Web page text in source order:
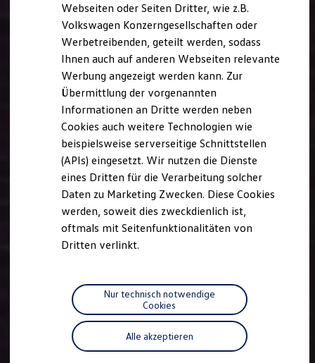
Volkswagen Kollektion
R-Kollektion
GTI Kollektion
Fußball Drop
we drive football
#wedriveproud
Besitzer und Service
myVolkswagen
Software Updates
Service und Ersatzteile
Inspektion und HU/AU
Reparaturen und Checks
Motorenöl und Flüssigkeiten
Räder und Reifen
Pannen- und Unfallhilfe
Economy Service
Volkswagen Teile
Zubehör
Modellspezifisches Zubehör
Individualisieren
Wallbox und Ladekabel
Digitale Extras
Dienste für Ihr Modell finden
Volkswagen Apps, Login und Shop
Handy und Fahrzeug verbinden
Webseiten oder Seiten Dritter, wie z.B.
Volkswagen Konzerngesellschaften oder
Werbetreibenden, geteilt werden, sodass
Ihnen auch auf anderen Webseiten relevante
Werbung angezeigt werden kann. Zur
Übermittlung der vorgenannten
Informationen an Dritte werden neben
Cookies auch weitere Technologien wie
beispielsweise serverseitige Schnittstellen
(APIs) eingesetzt. Wir nutzen die Dienste
eines Dritten für die Verarbeitung solcher
Daten zu Marketing Zwecken. Diese Cookies
werden, soweit dies zweckdienlich ist,
oftmals mit Seitenfunktionalitäten von
Dritten verlinkt.
Alle akzeptieren
Nur technisch notwendige
Cookies